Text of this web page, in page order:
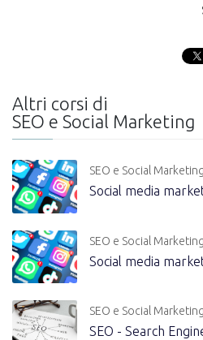
Altri corsi di
SEO e Social Marketing
SEO e Social Marketing
Social media
SEO e Social Marketing
Social media
SEO e Social Marketing
SEO - Search